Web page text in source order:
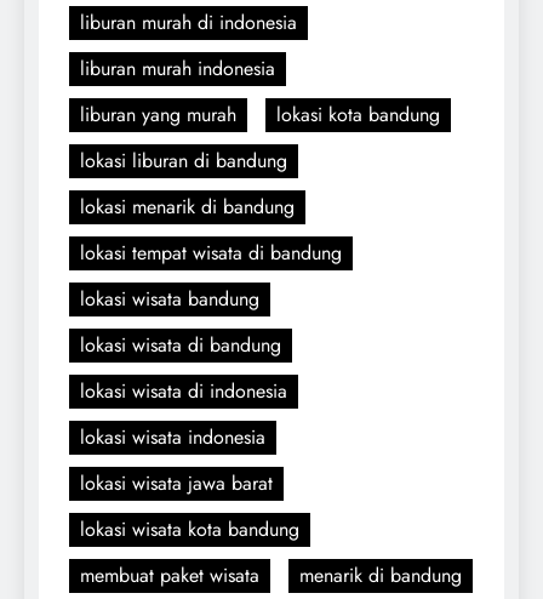
liburan murah di indonesia
liburan murah indonesia
liburan yang murah
lokasi kota bandung
lokasi liburan di bandung
lokasi menarik di bandung
lokasi tempat wisata di bandung
lokasi wisata bandung
lokasi wisata di bandung
lokasi wisata di indonesia
lokasi wisata indonesia
lokasi wisata jawa barat
lokasi wisata kota bandung
membuat paket wisata
menarik di bandung